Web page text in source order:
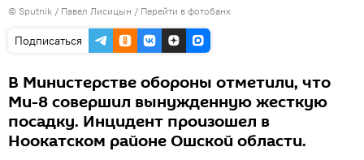
© Sputnik / Павел Лисицын / Перейти в фотобанк
Подписаться
В Министерстве обороны отметили, что
Ми-8 совершил вынужденную жесткую
посадку. Инцидент произошел в
Ноокатском районе Ошской области.